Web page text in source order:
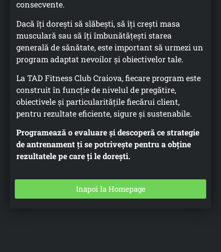
consecvente.
Dacă îți dorești să slăbești, să îți crești masa
musculară sau să îți îmbunătățești starea
generală de sănătate, este important să urmezi un
program adaptat nevoilor și obiectivelor tale.
La TAD Fitness Club Craiova, fiecare program este
construit în funcție de nivelul de pregătire,
obiectivele și particularitățile fiecărui client,
pentru rezultate eficiente, sigure și sustenabile.
Programează o evaluare și descoperă ce strategie
de antrenament ți se potrivește pentru a obține
rezultatele pe care ți le dorești.
Inapoi la Homepage